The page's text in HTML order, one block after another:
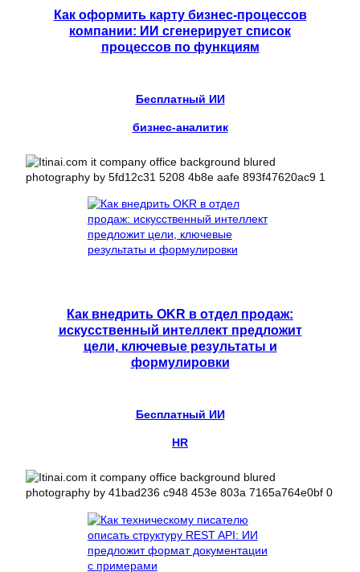
Как оформить карту бизнес-процессов
компании: ИИ сгенерирует список
процессов по функциям
Бесплатный ИИ
бизнес-аналитик
Как внедрить OKR в отдел продаж:
искусственный интеллект предложит
цели, ключевые результаты и
формулировки
Бесплатный ИИ
HR